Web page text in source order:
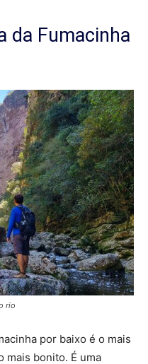
da Fumacinha
rio
por baixo é o mais
mais bonito. É uma